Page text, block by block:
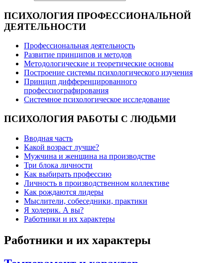
ПСИХОЛОГИЯ ПРОФЕССИОНАЛЬНОЙ
ДЕЯТЕЛЬНОСТИ
Профессиональная деятельность
Развитие принципов и методов
Методологические и теоретические основы
Построение системы психологического изучения
Принцип дифференцированного
профессиографирования
Системное психологическое исследование
ПСИХОЛОГИЯ РАБОТЫ С ЛЮДЬМИ
Вводная часть
Какой возраст лучше?
Мужчина и женщина на производстве
Три блока личности
Как выбирать профессию
Личность в производственном коллективе
Как рождаются лидеры
Мыслители, собеседники, практики
Я холерик. А вы?
Работники и их характеры
Работники и их характеры